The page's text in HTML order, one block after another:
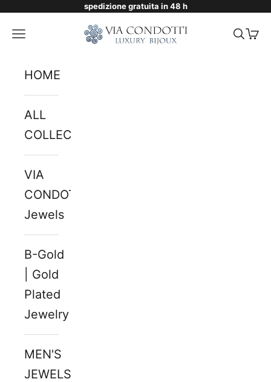
Skip to contentspedizione gratuita in 48 h
Via Condotti Store
Navigation menu Search
Cart
HOME
ALL
COLLECTIONS
VIA
CONDOTTI
Jewels
B-Gold
| Gold
Plated
Jewelry
MEN'S
JEWELS